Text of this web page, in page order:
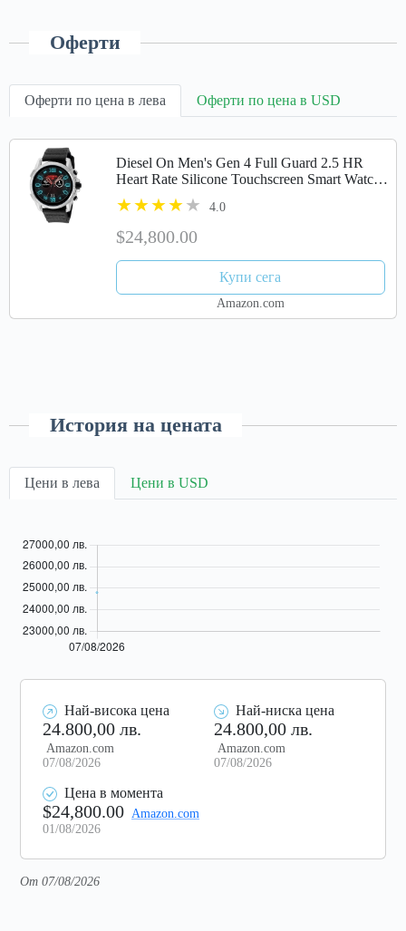
Оферти
Оферти по цена в лева Оферти по цена в USD
Diesel On Men's Gen 4 Full Guard 2.5 HR
Heart Rate Silicone Touchscreen Smart Watch,
Color: Black/Silver (Model: DZT2008)
4.0
$24,800.00
Купи сега
Amazon.com
История на цената
Цени в лева Цени в USD
Най-висока цена
24.800,00 лв.
Amazon.com
07/08/2026
Най-ниска цена
24.800,00 лв.
Amazon.com
07/08/2026
Цена в момента
$24,800.00 Amazon.com
01/08/2026
От 07/08/2026